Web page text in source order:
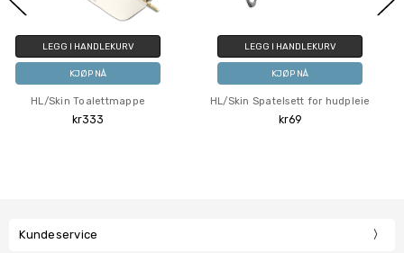
HL/Skin Spatelsett for hudpleie HL/Skin
Kundeservice